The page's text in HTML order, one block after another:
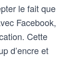
le fait que
Facebook,
Cette
d’encre et